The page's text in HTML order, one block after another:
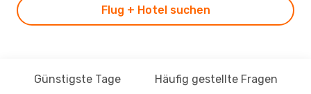
Flug + Hotel suchen
Günstigste Tage Häufig gestellte Fragen